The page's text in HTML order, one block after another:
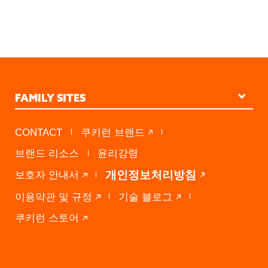
CONTACT
쿠키런 브랜드
브랜드 리소스
윤리강령
보호자 안내서
개인정보처리방침
이용약관 및 규정
기술 블로그
쿠키런 스토어
FAMILY SITES
STUDIO KINGDOM
PRESS A
DEVSISTERS VENTURES